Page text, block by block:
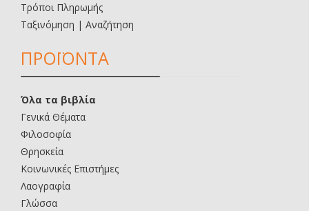
Τρόποι Πληρωμής
Ταξινόμηση | Αναζήτηση
ΠΡΟΪΟΝΤΑ
Όλα τα βιβλία
Γενικά Θέματα
Φιλοσοφία
Θρησκεία
Κοινωνικές Επιστήμες
Λαογραφία
Γλώσσα